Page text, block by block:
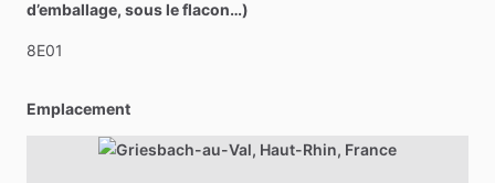
d’emballage, sous le flacon…)
8E01
Emplacement